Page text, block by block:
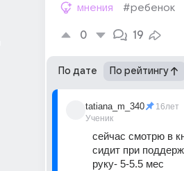
мнения #ребенок
0 19
По дате По рейтингу
tatiana_m_340
Ученик
16лет
сейчас смотрю в
сидит при
руку- 5-5.5 мес